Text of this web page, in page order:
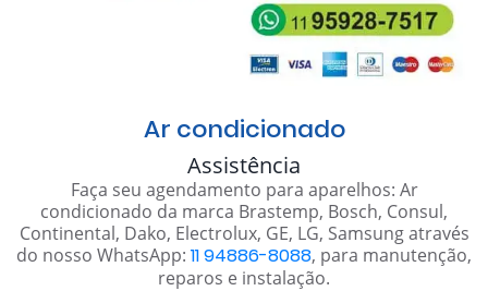
Ar condicionado
Assistência
Faça seu agendamento para aparelhos: Ar
condicionado da marca Brastemp, Bosch, Consul,
Continental, Dako, Electrolux, GE, LG, Samsung através
do nosso WhatsApp: 11 94886-8088, para manutenção,
reparos e instalação.